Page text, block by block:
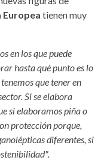
Europea tienen muy
en los que puede
hasta qué punto es lo
que tener en
Si se elabora
si elaboramos piña o
protección porque,
diferentes, si